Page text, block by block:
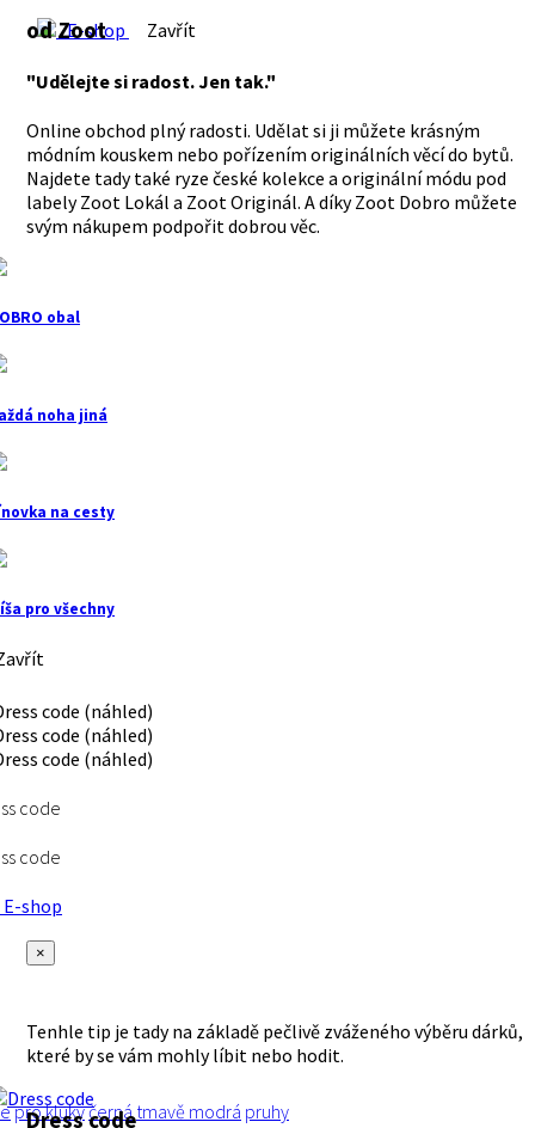
E-shop
Zavřít
od Zoot
"Udělejte si radost. Jen tak."
Online obchod plný radosti. Udělat si ji můžete krásným
módním kouskem nebo pořízením originálních věcí do bytů.
Najdete tady také ryze české kolekce a originální módu pod
labely Zoot Lokál a Zoot Originál. A díky Zoot Dobro můžete
svým nákupem podpořit dobrou věc.
obal
noha jiná
na cesty
pro všechny
code
code
shop
×
Tenhle tip je tady na základě pečlivě zváženého výběru dárků,
které by se vám mohly líbit nebo hodit.
pro klukyčerná tmavě modrá pruhy
Dress code